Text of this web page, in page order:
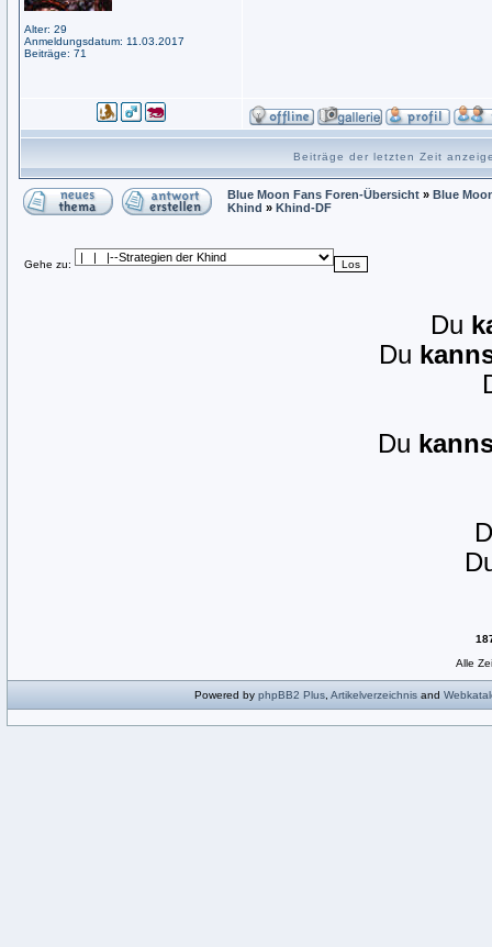
Alter: 29
Anmeldungsdatum: 11.03.2017
Beiträge: 71
Beiträge der letzten Zeit
Blue Moon Fans Foren-Übersicht » Blue
Khind » Khind-DF
Gehe zu:
Du
Du
Du
Alle
Powered by phpBB2 Plus Artikelverzeichnis and